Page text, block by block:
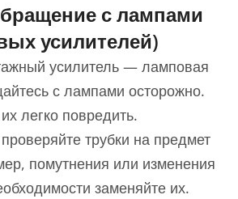
с лампами
усилителей)
усилитель — ламповая
с лампами осторожно.
легко повредить.
трубки на предмет
помутнения или изменения
заменяйте их.